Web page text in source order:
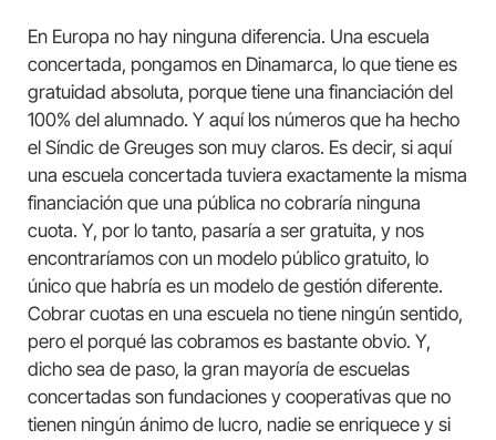
En Europa no hay ninguna diferencia. Una escuela
concertada, pongamos en Dinamarca, lo que tiene es
gratuidad absoluta, porque tiene una financiación del
100% del alumnado. Y aquí los números que ha hecho
el Síndic de Greuges son muy claros. Es decir, si aquí
una escuela concertada tuviera exactamente la misma
financiación que una pública no cobraría ninguna
cuota. Y, por lo tanto, pasaría a ser gratuita, y nos
encontraríamos con un modelo público gratuito, lo
único que habría es un modelo de gestión diferente.
Cobrar cuotas en una escuela no tiene ningún sentido,
pero el porqué las cobramos es bastante obvio. Y,
dicho sea de paso, la gran mayoría de escuelas
concertadas son fundaciones y cooperativas que no
tienen ningún ánimo de lucro, nadie se enriquece y si